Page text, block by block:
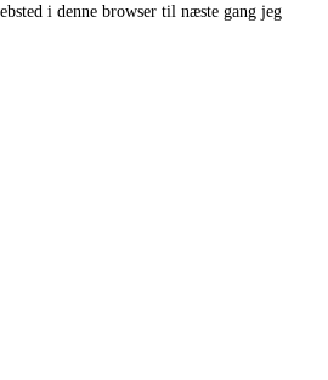
i denne browser til næste gang jeg